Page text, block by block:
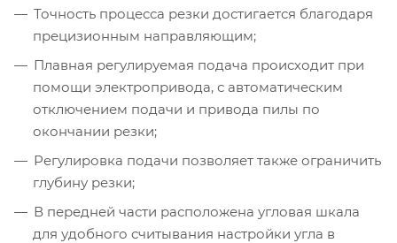
Точность процесса резки достигается благодаря
прецизионным направляющим;
Плавная регулируемая подача происходит при
помощи электропривода, с автоматическим
отключением подачи и привода пилы по
окончании резки;
Регулировка подачи позволяет также ограничить
глубину резки;
В передней части расположена угловая шкала
для удобного считывания настройки угла в